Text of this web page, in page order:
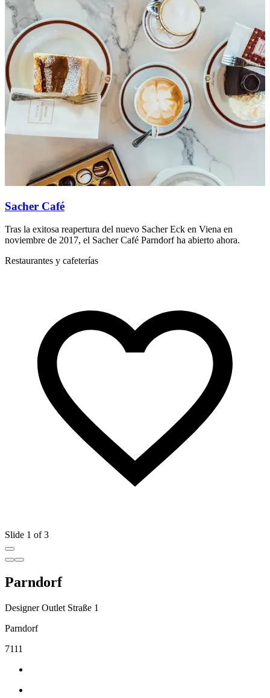
Sacher Café
Tras la exitosa reapertura del nuevo Sacher Eck en Viena en
noviembre de 2017, el Sacher Café Parndorf ha abierto ahora.
Restaurantes y cafeterías
Slide 1 of 3
Parndorf
Designer Outlet Straße 1
Parndorf
7111